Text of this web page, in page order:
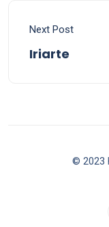
Next Post
Iriarte
© 2023